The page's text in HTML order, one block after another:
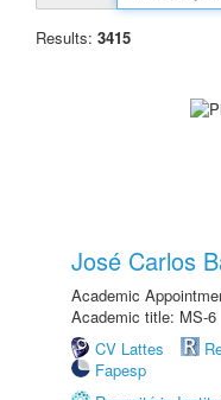
Results: 3415
José Carlos
Academic
Academic title: MS-6
CV Lattes
Fapesp